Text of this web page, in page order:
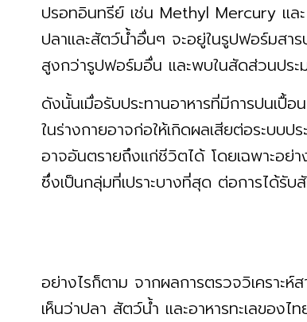
ปรอทอินทรีย์ เช่น Methyl Mercury แล
ปลาและสัตว์น้ำอื่นๆ จะอยู่ในรูปฟอร์มส
สูงกว่ารูปฟอร์มอื่น และพบในสัดส่วนปร
ดังนั้นเมื่อรับประทานอาหารที่มีการปนเปื้อ
ในร่างกายอาจก่อให้เกิดผลเสียต่อระบบ
อาจอันตรายถึงแก่ชีวิตได้ โดยเฉพาะอย่
ซึ่งเป็นกลุ่มที่เปราะบางที่สุด ต่อการได้รับ
อย่างไรก็ตาม จากผลการตรวจวิเคราะ
เห็นว่าปลา สัตว์น้ำ และอาหารทะเลของ